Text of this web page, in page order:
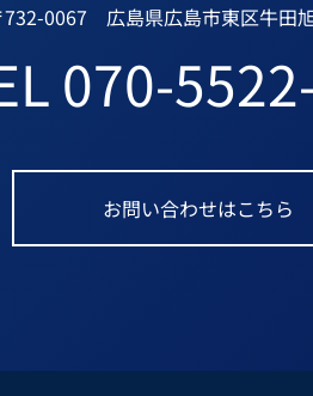
732-0067 広島県広島市東区牛田
070-
お問い合わせはこちら